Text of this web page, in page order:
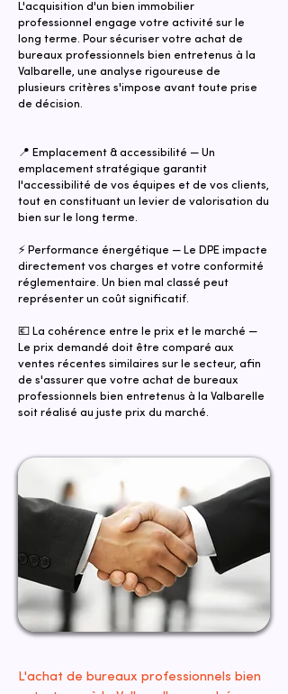
L'acquisition d'un bien immobilier
professionnel engage votre activité sur le
long terme. Pour sécuriser votre achat de
bureaux professionnels bien entretenus à la
Valbarelle, une analyse rigoureuse de
plusieurs critères s'impose avant toute prise
de décision.
📍 Emplacement & accessibilité — Un
emplacement stratégique garantit
l'accessibilité de vos équipes et de vos clients,
tout en constituant un levier de valorisation du
bien sur le long terme.
⚡ Performance énergétique — Le DPE impacte
directement vos charges et votre conformité
réglementaire. Un bien mal classé peut
représenter un coût significatif.
💶 La cohérence entre le prix et le marché —
Le prix demandé doit être comparé aux
ventes récentes similaires sur le secteur, afin
de s'assurer que votre achat de bureaux
professionnels bien entretenus à la Valbarelle
soit réalisé au juste prix du marché.
L'achat de bureaux professionnels bien